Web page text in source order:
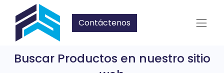
Contáctenos
Buscar Productos en nuestro sitio